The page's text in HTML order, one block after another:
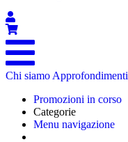
Chi siamo Approfondimenti
Promozioni in corso
Categorie
Menu navigazione